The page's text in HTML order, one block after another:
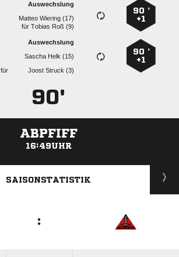
90 ’
+1
Auswechslung
  
für  
90 ’
+1
Auswechslung
  
für
  
90'
ABPFIFF
16:49UHR
ANZEIGE
SAISONSTATISTIK
: